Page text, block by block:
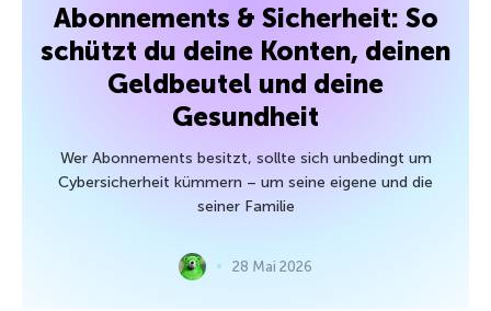
Abonnements & Sicherheit: So
schützt du deine Konten, deinen
Geldbeutel und deine
Gesundheit
Wer Abonnements besitzt, sollte sich unbedingt um
Cybersicherheit kümmern – um seine eigene und die
seiner Familie
28 Mai 2026